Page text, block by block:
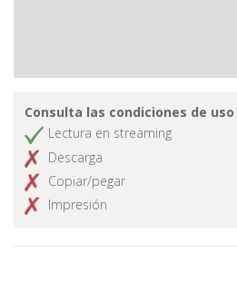
Consulta las condiciones de uso
Lectura en streaming
Descarga
Copiar/pegar
Impresión